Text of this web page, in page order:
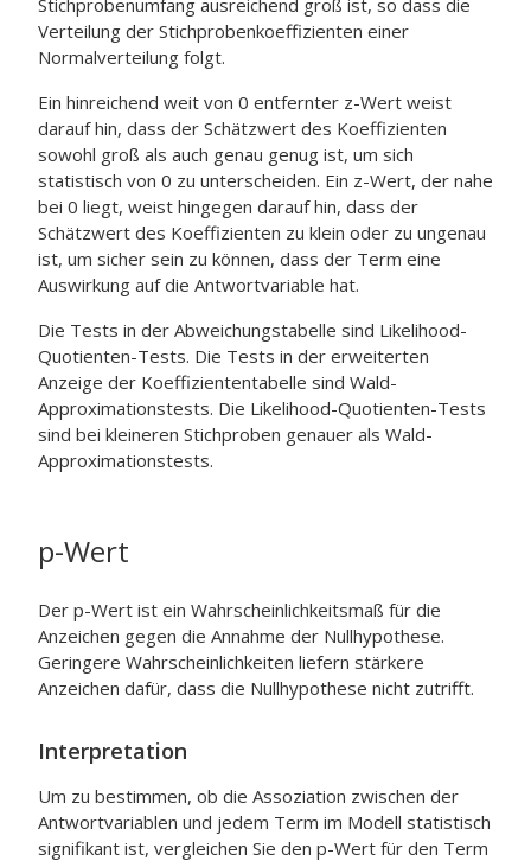
Stichprobenumfang ausreichend groß ist, so dass die
Verteilung der Stichprobenkoeffizienten einer
Normalverteilung folgt.
Ein hinreichend weit von 0 entfernter z-Wert weist
darauf hin, dass der Schätzwert des Koeffizienten
sowohl groß als auch genau genug ist, um sich
statistisch von 0 zu unterscheiden. Ein z-Wert, der nahe
bei 0 liegt, weist hingegen darauf hin, dass der
Schätzwert des Koeffizienten zu klein oder zu ungenau
ist, um sicher sein zu können, dass der Term eine
Auswirkung auf die Antwortvariable hat.
Die Tests in der Abweichungstabelle sind Likelihood-
Quotienten-Tests. Die Tests in der erweiterten
Anzeige der Koeffiziententabelle sind Wald-
Approximationstests. Die Likelihood-Quotienten-Tests
sind bei kleineren Stichproben genauer als Wald-
Approximationstests.
p-Wert
Der p-Wert ist ein Wahrscheinlichkeitsmaß für die
Anzeichen gegen die Annahme der Nullhypothese.
Geringere Wahrscheinlichkeiten liefern stärkere
Anzeichen dafür, dass die Nullhypothese nicht zutrifft.
Interpretation
Um zu bestimmen, ob die Assoziation zwischen der
Antwortvariablen und jedem Term im Modell statistisch
signifikant ist, vergleichen Sie den p-Wert für den Term